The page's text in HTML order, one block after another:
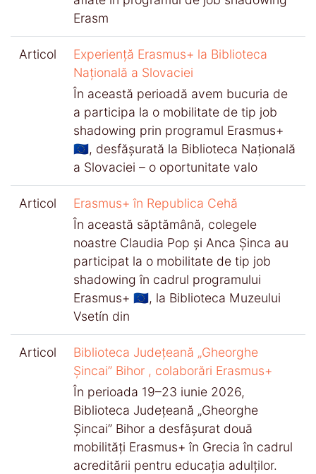
Erasm
Articol
Experiență Erasmus+ la Biblioteca
Națională a Slovaciei
În această perioadă avem bucuria de
a participa la o mobilitate de tip job
shadowing prin programul Erasmus+
🇪🇺, desfășurată la Biblioteca Națională
a Slovaciei – o oportunitate valo
Articol
Erasmus+ în Republica Cehă
În această săptămână, colegele
noastre Claudia Pop și Anca Șinca au
participat la o mobilitate de tip job
shadowing în cadrul programului
Erasmus+ 🇪🇺, la Biblioteca Muzeului
Vsetín din
Articol
Biblioteca Județeană „Gheorghe
Șincai” Bihor , colaborări Erasmus+
În perioada 19–23 iunie 2026,
Biblioteca Județeană „Gheorghe
Șincai” Bihor a desfășurat două
mobilități Erasmus+ în Grecia în cadrul
acreditării pentru educația adulților.